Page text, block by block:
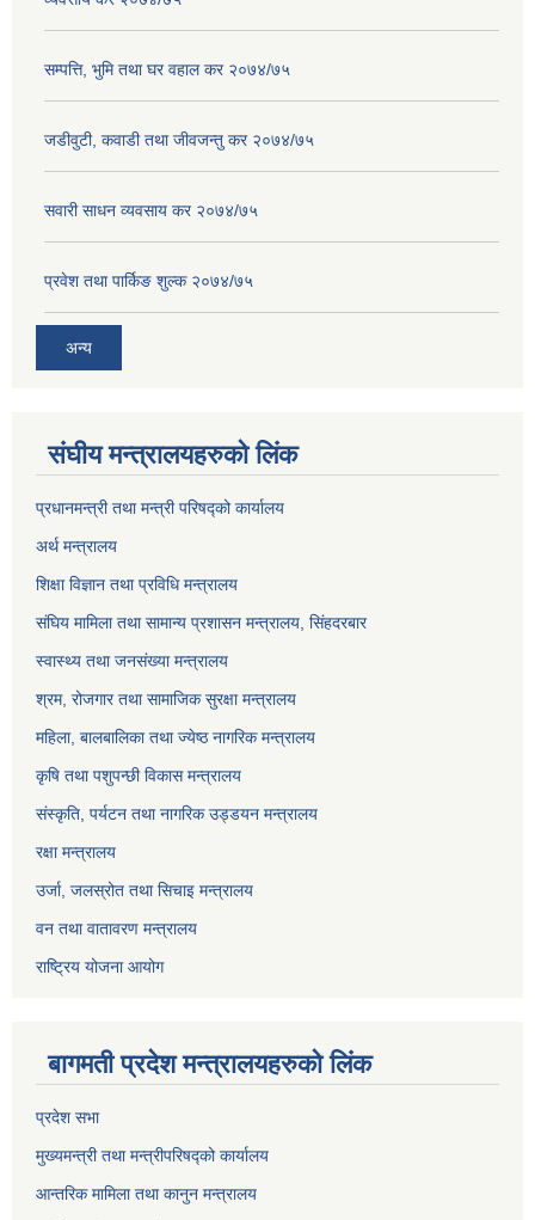
सम्पत्ति, भुमि तथा घर वहाल कर २०७४/७५
जडीवुटी, कवाडी तथा जीवजन्तु कर २०७४/७५
सवारी साधन व्यवसाय कर २०७४/७५
प्रवेश तथा पार्किङ शुल्क २०७४/७५
अन्य
संघीय मन्त्रालयहरुको लिंक
प्रधानमन्त्री तथा मन्त्री परिषद्को कार्यालय
अर्थ मन्त्रालय
शिक्षा विज्ञान तथा प्रविधि मन्त्रालय
संघिय मामिला तथा सामान्य प्रशासन मन्त्रालय, सिंहदरबार
स्वास्थ्य तथा जनसंख्या मन्त्रालय
श्रम, रोजगार तथा सामाजिक सुरक्षा मन्त्रालय
महिला, बालबालिका तथा ज्येष्ठ नागरिक मन्त्रालय
कृषि तथा पशुपन्छी विकास मन्त्रालय
संस्कृति, पर्यटन तथा नागरिक उड्डयन मन्त्रालय
रक्षा मन्त्रालय
उर्जा, जलस्रोत तथा सिचाइ मन्त्रालय
वन तथा वातावरण मन्त्रालय
राष्ट्रिय योजना आयोग
बागमती प्रदेश मन्त्रालयहरुको लिंक
प्रदेश सभा
मुख्यमन्त्री तथा मन्त्रीपरिषद्को कार्यालय
आन्तरिक मामिला तथा कानुन मन्त्रालय